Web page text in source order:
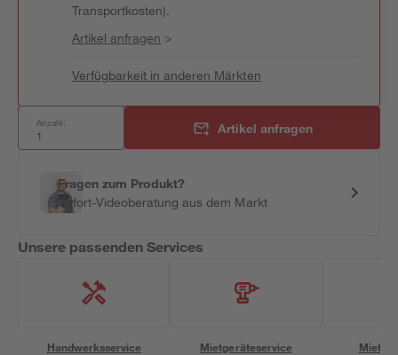
Transportkosten).
Artikel anfragen >
Verfügbarkeit in anderen Märkten
Anzahl: Artikel anfragen
Fragen zum Produkt?
Sofort-Videoberatung aus dem Markt
Unsere passenden Services
Handwerksservice Mietgeräteservice